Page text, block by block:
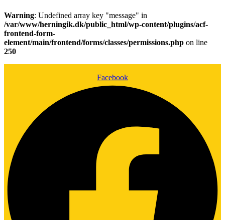
Warning: Undefined array key "message" in
/var/www/herningik.dk/public_html/wp-content/plugins/acf-
frontend-form-
element/main/frontend/forms/classes/permissions.php on line
250
Facebook